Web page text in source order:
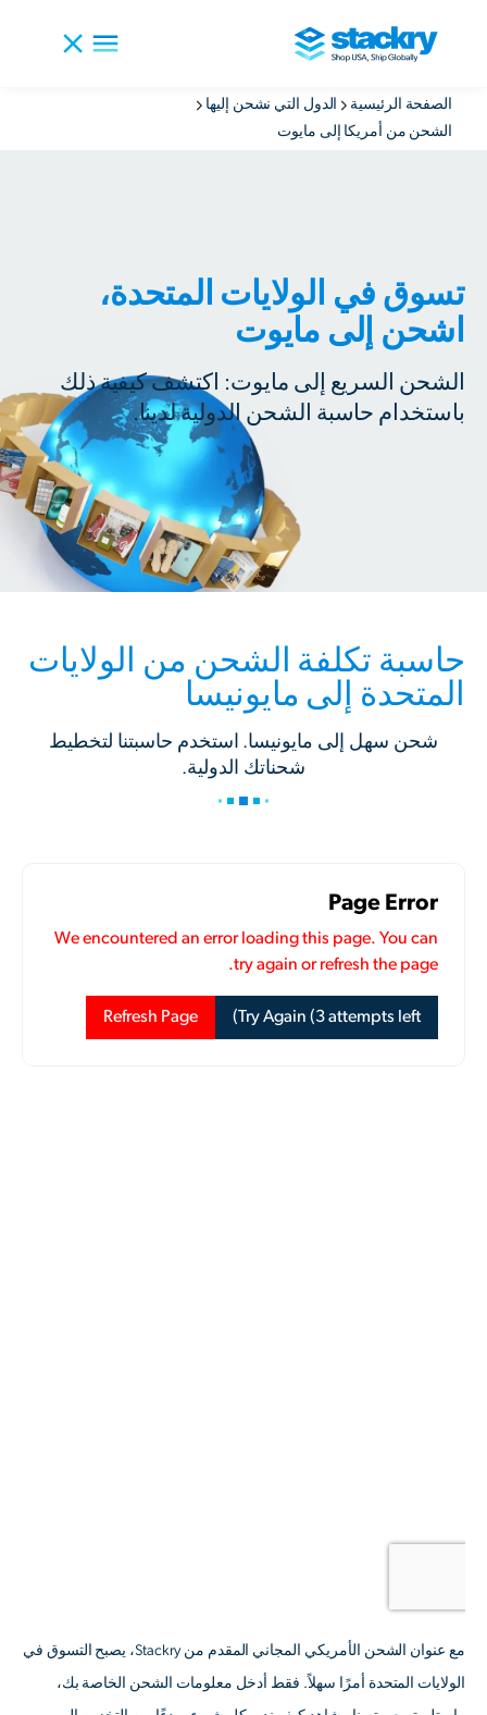
الصفحة الرئيسية
الدول التي نشحن إليها
الشحن من أمريكا إلى مايوت
تسوق في الولايات المتحدة،
اشحن إلى مايوت
الشحن السريع إلى مايوت: اكتشف كيفية ذلك
باستخدام حاسبة الشحن الدولية لدينا.
حاسبة تكلفة الشحن من الولايات
المتحدة إلى مايونيسا
شحن سهل إلى مايونيسا. استخدم حاسبتنا لتخطيط
شحناتك الدولية.
مع عنوان الشحن الأمريكي المجاني المقدم من Stackry، يصبح التسوق في
الولايات المتحدة أمرًا سهلاً. فقط أدخل معلومات الشحن الخاصة بك،